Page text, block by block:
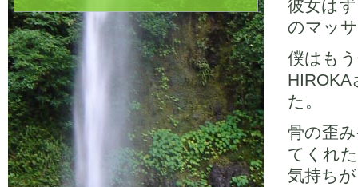
彼女は
のマッ
僕はも
た。
骨の歪
てくれ
気持ち